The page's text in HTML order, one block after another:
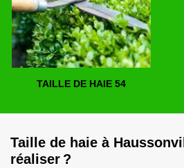
TAILLE DE HAIE 54
Taille de haie à
réaliser ?